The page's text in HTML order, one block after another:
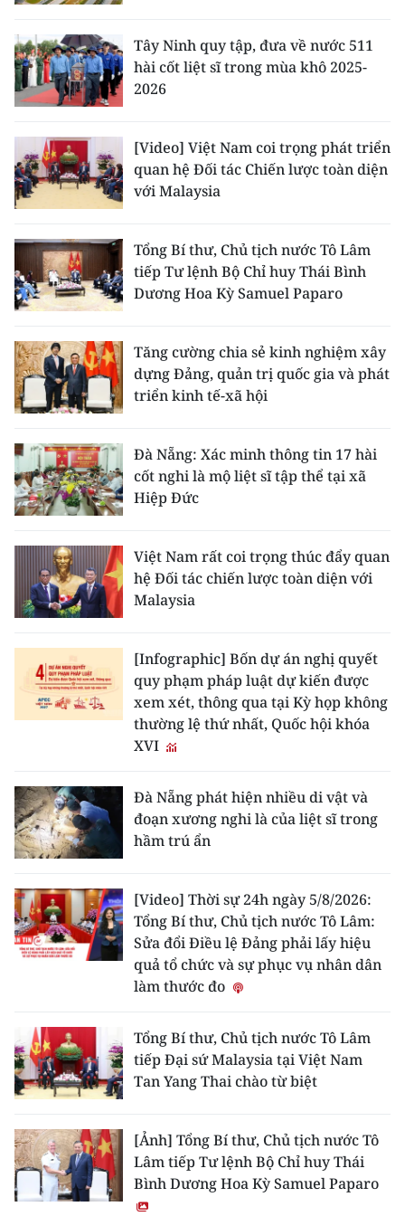
Tây Ninh quy tập, đưa về nước 511
hài cốt liệt sĩ trong mùa khô 2025-
2026
[Video] Việt Nam coi trọng phát triển
quan hệ Đối tác Chiến lược toàn diện
với Malaysia
Tổng Bí thư, Chủ tịch nước Tô Lâm
tiếp Tư lệnh Bộ Chỉ huy Thái Bình
Dương Hoa Kỳ Samuel Paparo
Tăng cường chia sẻ kinh nghiệm xây
dựng Đảng, quản trị quốc gia và phát
triển kinh tế-xã hội
Đà Nẵng: Xác minh thông tin 17 hài
cốt nghi là mộ liệt sĩ tập thể tại xã
Hiệp Đức
Việt Nam rất coi trọng thúc đẩy quan
hệ Đối tác chiến lược toàn diện với
Malaysia
[Infographic] Bốn dự án nghị quyết
quy phạm pháp luật dự kiến được
xem xét, thông qua tại Kỳ họp không
thường lệ thứ nhất, Quốc hội khóa
XVI
Đà Nẵng phát hiện nhiều di vật và
đoạn xương nghi là của liệt sĩ trong
hầm trú ẩn
[Video] Thời sự 24h ngày 5/8/2026:
Tổng Bí thư, Chủ tịch nước Tô Lâm:
Sửa đổi Điều lệ Đảng phải lấy hiệu
quả tổ chức và sự phục vụ nhân dân
làm thước đo
Tổng Bí thư, Chủ tịch nước Tô Lâm
tiếp Đại sứ Malaysia tại Việt Nam
Tan Yang Thai chào từ biệt
[Ảnh] Tổng Bí thư, Chủ tịch nước Tô
Lâm tiếp Tư lệnh Bộ Chỉ huy Thái
Bình Dương Hoa Kỳ Samuel Paparo